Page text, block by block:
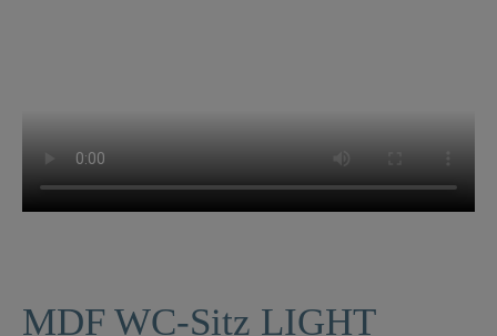
MDF WC-Sitz LIGHT